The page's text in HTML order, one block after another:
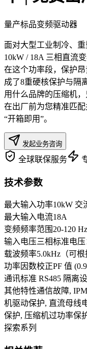
量产标品变频驱动器
面对大型工业制冷、
10kW / 18A 三相直流
在这个功率段，保护
成了8重硬核保护与隔
用什么品牌的压缩机
在出厂前为您精准匹
“开箱即用”。
发起业务咨询
全球联保服务
技术参数
最大输入功率10kW 交
最大输入电流18A
变频频率范围 20-120 Hz
输入电压三相标准电
载波频率5.0kHz（可
功率因数校正PF 值
通讯标准 RS485 隔离
其他特性通信故障,
机驱动保护, 直流母线
保护, 压缩机过功率保
探索系列